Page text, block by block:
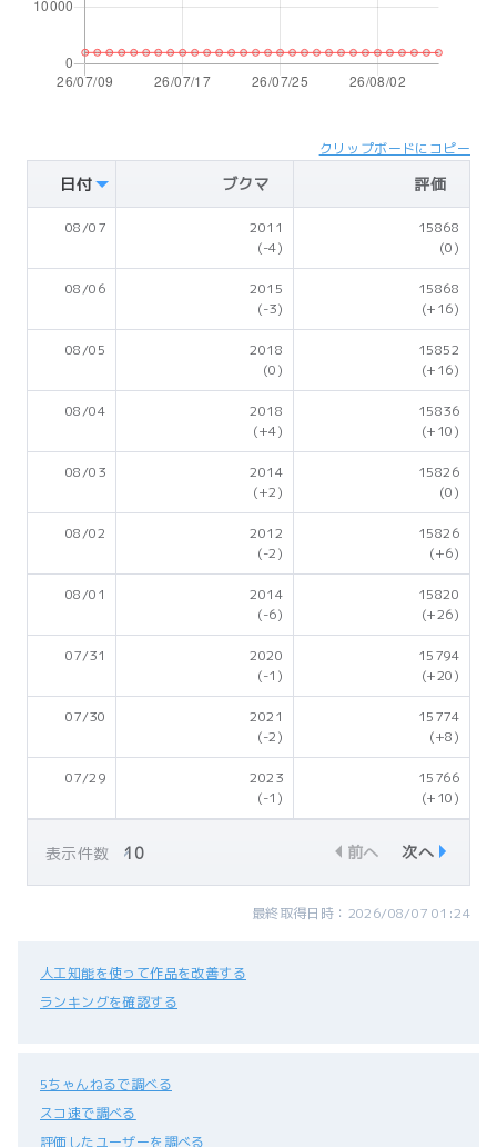
クリップボードにコピー
日付 ブクマ 評価
08/07
2011
(-4)
15868
(0)
08/06
2015
(-3)
15868
(+16)
08/05
2018
(0)
15852
(+16)
08/04
2018
(+4)
15836
(+10)
08/03
2014
(+2)
15826
(0)
08/02
2012
(-2)
15826
(+6)
08/01
2014
(-6)
15820
(+26)
07/31
2020
(-1)
15794
(+20)
07/30
2021
(-2)
15774
(+8)
07/29
2023
(-1)
15766
(+10)
表示件数 前へ 次へ
最終取得日時：2026/08/07 01:24
人工知能を使って作品を改善する
ランキングを確認する
5ちゃんねるで調べる
スコ速で調べる
評価したユーザーを調べる